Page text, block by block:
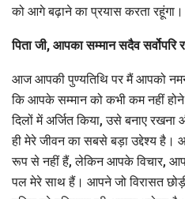
को आगे बढ़ाने का प्रयास करता रहूंगा।
पिता जी, आपका सम्मान सदैव सर्वोपरि
आज आपकी पुण्यतिथि पर मैं आपको
कि आपके सम्मान को कभी कम नहीं
दिलों में अर्जित किया, उसे बनाए
ही मेरे जीवन का सबसे बड़ा उद्देश्य है।
रूप से नहीं हैं, लेकिन आपके विचार,
पल मेरे साथ हैं। आपने जो विरासत